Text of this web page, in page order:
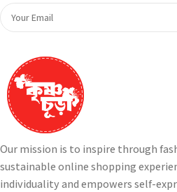
Our mission is to inspire through
sustainable online shopping
individuality and empowers self-